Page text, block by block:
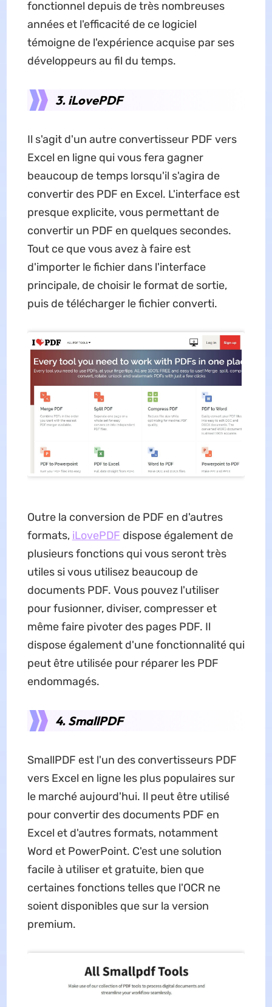
fonctionnel depuis de très nombreuses
années et l'efficacité de ce logiciel
témoigne de l'expérience acquise par ses
développeurs au fil du temps.
3. iLovePDF
Il s'agit d'un autre convertisseur PDF vers
Excel en ligne qui vous fera gagner
beaucoup de temps lorsqu'il s'agira de
convertir des PDF en Excel. L'interface est
presque explicite, vous permettant de
convertir un PDF en quelques secondes.
Tout ce que vous avez à faire est
d'importer le fichier dans l'interface
principale, de choisir le format de sortie,
puis de télécharger le fichier converti.
Outre la conversion de PDF en d'autres
formats, iLovePDF dispose également de
plusieurs fonctions qui vous seront très
utiles si vous utilisez beaucoup de
documents PDF. Vous pouvez l'utiliser
pour fusionner, diviser, compresser et
même faire pivoter des pages PDF. Il
dispose également d'une fonctionnalité qui
peut être utilisée pour réparer les PDF
endommagés.
4. SmallPDF
SmallPDF est l'un des convertisseurs PDF
vers Excel en ligne les plus populaires sur
le marché aujourd'hui. Il peut être utilisé
pour convertir des documents PDF en
Excel et d'autres formats, notamment
Word et PowerPoint. C'est une solution
facile à utiliser et gratuite, bien que
certaines fonctions telles que l'OCR ne
soient disponibles que sur la version
premium.